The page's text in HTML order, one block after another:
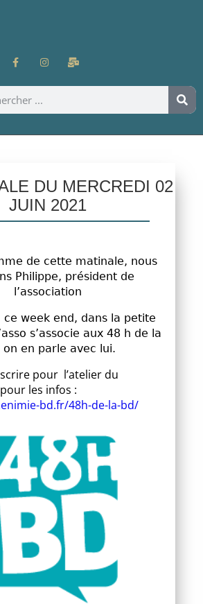
DU MERCREDI 02
JUIN 2021
de cette matinale, nous
Philippe, président de
l’association
ce week end, dans la petite
s’associe aux 48 h de la
on en parle avec lui.
pour l’atelier du
les infos :
bd.fr/48h-de-la-bd/